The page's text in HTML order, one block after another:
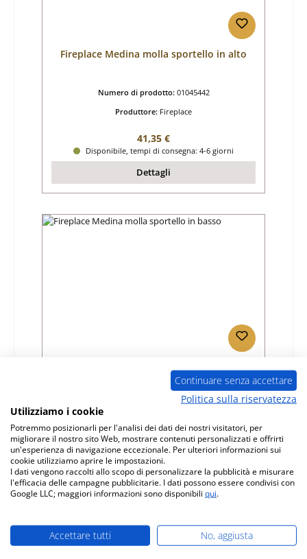
Fireplace Medina molla sportello in alto
Numero di prodotto: 01045442
Produttore: Fireplace
Prezzo normale:
41,35 €
Disponibile, tempi di consegna: 4-6 giorni
Dettagli
01045443
Produttore: Fireplace
Prezzo normale:
45,01 €
Disponibile, tempi di consegna: 4-6 giorni
Dettagli
Continuare senza accettare
Politica sulla riservatezza
Utilizziamo i cookie
Potremmo posizionarli per l'analisi dei dati dei nostri visitatori, per
migliorare il nostro sito Web, mostrare contenuti personalizzati e offrirti
un'esperienza di navigazione eccezionale. Per ulteriori informazioni sui
cookie utilizziamo aprire le impostazioni.
I dati vengono raccolti allo scopo di personalizzare la pubblicità e misurare
l'efficacia delle campagne pubblicitarie. I dati possono essere condivisi con
Google LLC; maggiori informazioni sono disponibili qui.
Accettare tutti No, aggiusta